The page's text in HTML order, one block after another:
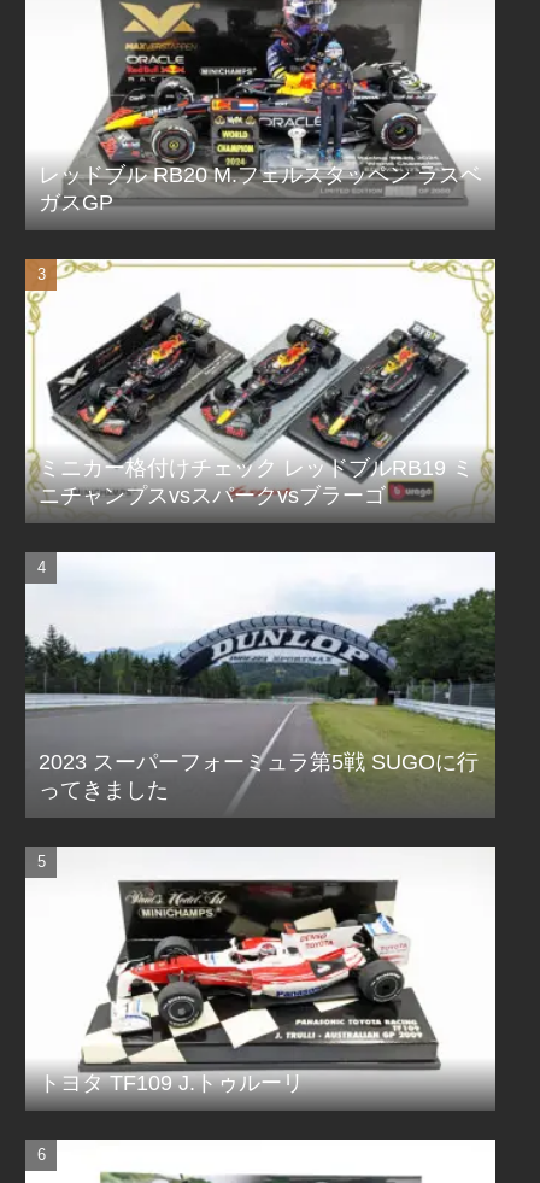
レッドブル RB20 M.フェルスタッペン ラスベ
ガスGP
ミニカー格付けチェック レッドブルRB19 ミ
ニチャンプスvsスパークvsブラーゴ
2023 スーパーフォーミュラ第5戦 SUGOに行
ってきました
トヨタ TF109 J.トゥルーリ